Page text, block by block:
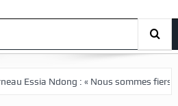
sommes fiers du parcours de nos